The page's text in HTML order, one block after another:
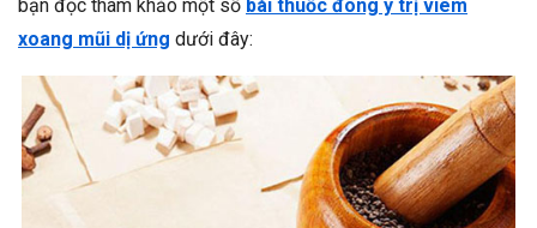
bạn đọc tham khảo một số bài thuốc đông y trị viêm
xoang mũi dị ứng dưới đây: